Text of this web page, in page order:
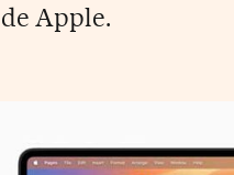
de Apple.